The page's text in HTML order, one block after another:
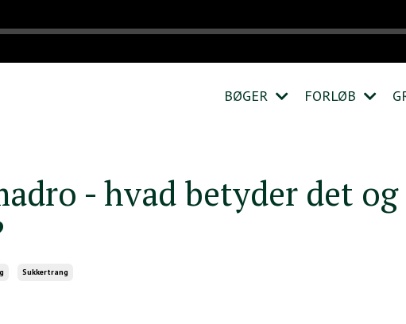
BØGER FORLØB
- hvad betyder det og
Sukkertrang